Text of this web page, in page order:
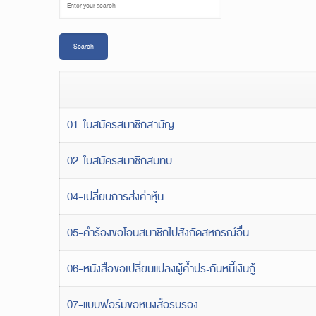
01-ใบสมัครสมาชิกสามัญ
02-ใบสมัครสมาชิกสมทบ
04-เปลี่ยนการส่งค่าหุ้น
05-คำร้องขอโอนสมาชิกไปสังกัดสหกรณ์อื่น
06-หนังสือขอเปลี่ยนแปลงผู้ค้ำประกันหนี้เงินกู้
07-แบบฟอร์มขอหนังสือรับรอง